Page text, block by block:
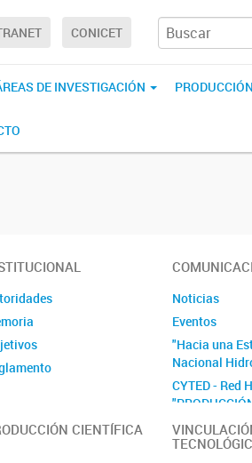
CONICET
DE INVESTIGACIÓN
Noticias
Eventos
"Hacia una
Nacional
CYTED - Red
EL
SECTOR
CIENTÍFICA